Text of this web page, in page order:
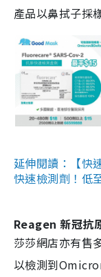
產品以鼻拭子採
延伸閱讀：【快
快速檢測劑！低
Reagen 新冠抗
莎莎網店亦有售
以檢測到